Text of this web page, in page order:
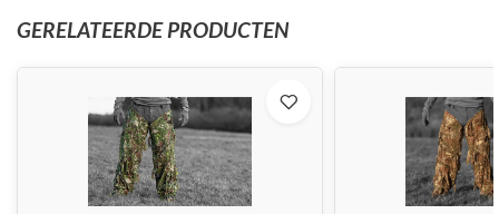
GERELATEERDE PRODUCTEN